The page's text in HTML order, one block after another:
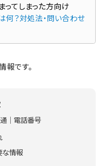
てしまった方向け
？対処法・問い合わせ
です。
通｜電話番号
な情報